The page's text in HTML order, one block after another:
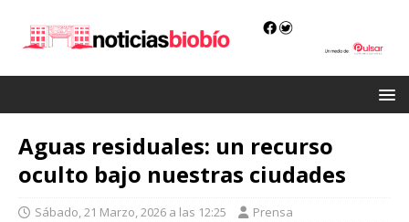
Aguas residuales: un recurso
oculto bajo nuestras ciudades
Sábado, 21 Marzo, 2026 a las 12:25 Prensa